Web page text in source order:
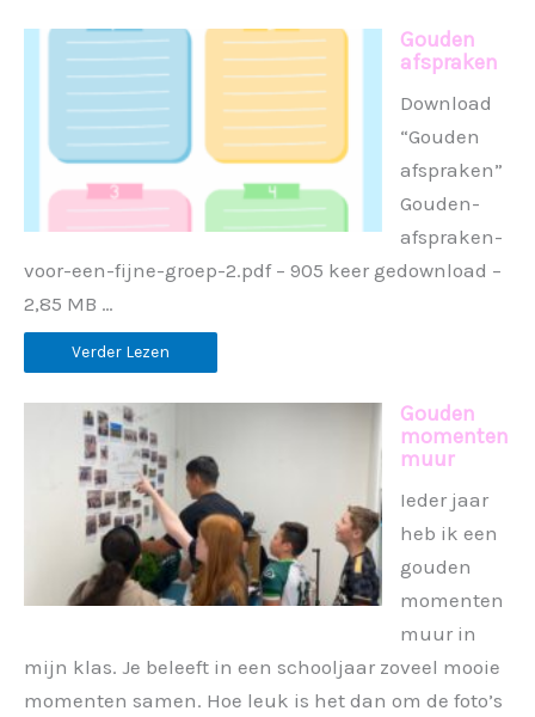
Gouden
afspraken
Download
“Gouden
afspraken”
Gouden-
afspraken-
voor-een-fijne-groep-2.pdf – 905 keer gedownload –
2,85 MB …
Verder Lezen
Gouden
momenten
muur
Ieder jaar
heb ik een
gouden
momenten
muur in
mijn klas. Je beleeft in een schooljaar zoveel mooie
momenten samen. Hoe leuk is het dan om de foto’s